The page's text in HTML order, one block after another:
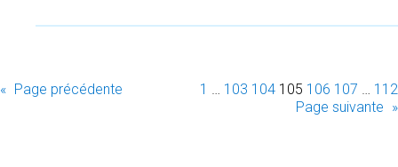
« Page précédente 1 … 103 104 105 106 107 … 112
Page suivante »